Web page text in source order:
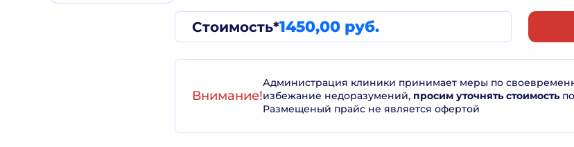
Стоимость*1450,00 руб.
Внимание!
Администрация клиники принимает меры по
избежание недоразумений, просим уточнять стоимость
Размещеный прайс не является офертой